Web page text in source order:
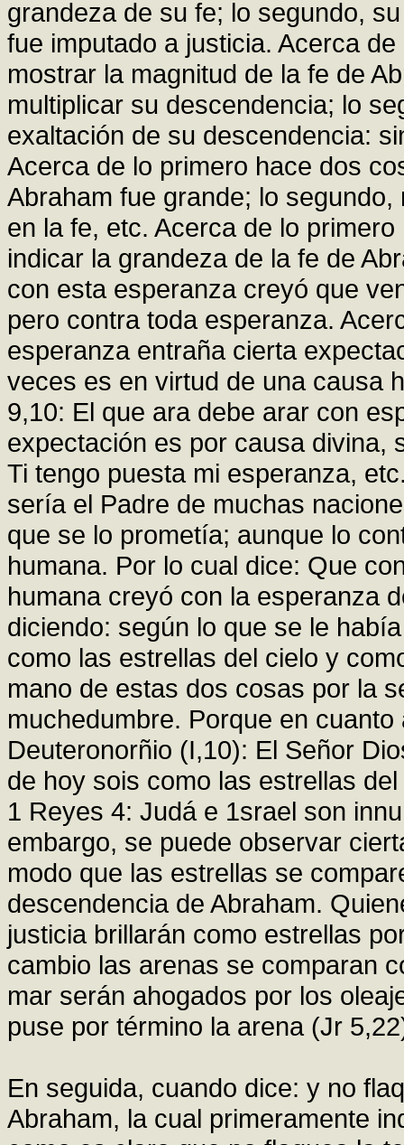
grandeza de su fe; lo segundo,
fue imputado a justicia. Acerca
mostrar la magnitud de la fe de
multiplicar su descendencia; lo
exaltación de su descendencia:
Acerca de lo primero hace dos
Abraham fue grande; lo
en la fe, etc. Acerca de lo
indicar la grandeza de la fe de
con esta esperanza creyó que
pero contra toda esperanza.
esperanza entraña cierta
veces es en virtud de una causa
9,10: El que ara debe arar con
expectación es por causa divina,
Ti tengo puesta mi esperanza,
sería el Padre de muchas
que se lo prometía; aunque lo
humana. Por lo cual dice: Que
humana creyó con la esperanza
diciendo: según lo que se le
como las estrellas del cielo y
mano de estas dos cosas por la
muchedumbre. Porque en
Deuteronorñio (I,10): El Señor
de hoy sois como las estrellas
1 Reyes 4: Judá e 1srael son
embargo, se puede observar
modo que las estrellas se
descendencia de Abraham.
justicia brillarán como estrellas
cambio las arenas se comparan
mar serán ahogados por los
puse por término la arena (Jr
En seguida, cuando dice: y no
Abraham, la cual primeramente